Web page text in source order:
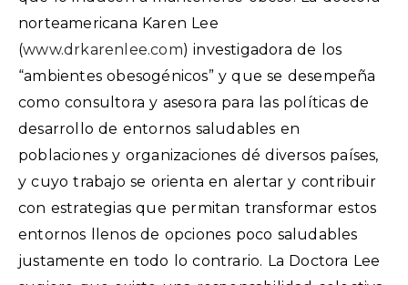
norteamericana Karen Lee
(www.drkarenlee.com) investigadora de los
“ambientes obesogénicos” y que se desempeña
como consultora y asesora para las políticas de
desarrollo de entornos saludables en
poblaciones y organizaciones dé diversos países,
y cuyo trabajo se orienta en alertar y contribuir
con estrategias que permitan transformar estos
entornos llenos de opciones poco saludables
justamente en todo lo contrario. La Doctora Lee